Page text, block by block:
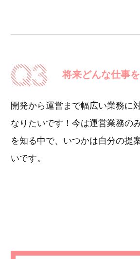
将来どんな仕事
開発から運営まで幅広い業務に
なりたいです！今は運営業務の
を知る中で、いつかは自分の提
いです。